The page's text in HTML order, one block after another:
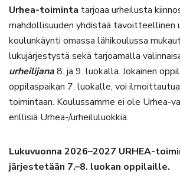
Urhea-toiminta tarjoaa urheilusta
mahdollisuuden yhdistää tavoitteellinen
koulunkäynti omassa lähikoulussa
lukujärjestystä sekä tarjoamalla
urheilijana8. ja 9. luokalla. Jokainen
oppilaspaikan 7. luokalle, voi
toimintaan. Koulussamme ei ole Urhea-
erillisiä Urhea-/urheiluluokkia.
Lukuvuonna 2026–2027 URHEA-
järjestetään 7.–8. luokan oppilaille.